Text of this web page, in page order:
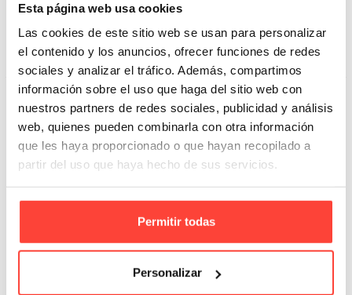
Esta página web usa cookies
Las cookies de este sitio web se usan para personalizar
el contenido y los anuncios, ofrecer funciones de redes
sociales y analizar el tráfico. Además, compartimos
información sobre el uso que haga del sitio web con
nuestros partners de redes sociales, publicidad y análisis
web, quienes pueden combinarla con otra información
que les haya proporcionado o que hayan recopilado a
partir del uso que haya hecho de sus servicios.
Permitir todas
Personalizar
3,94 €
Añadir A La Cesta